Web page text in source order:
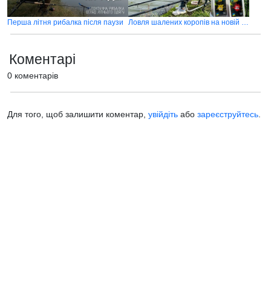
Перша літня рибалка після паузи Ловля шалених коропів на новій водоймі "Долина озер"
Коментарі
0 коментарів
Для того, щоб залишити коментар, увійдіть або зареєструйтесь